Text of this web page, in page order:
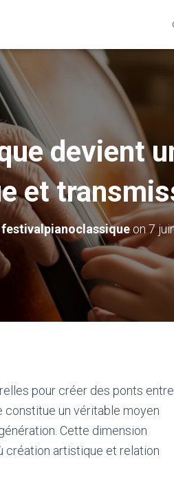
devient
et
festivalpianoclassiqueon 7
pour créer des ponts entre
constitue un véritable moyen
Cette dimension
création artistique et relation